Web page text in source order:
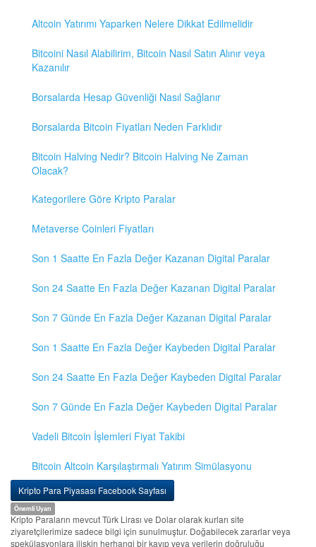
Altcoin Yatırımı Yaparken Nelere Dikkat Edilmelidir
Bitcoini Nasıl Alabilirim, Bitcoin Nasıl Satın Alınır veya
Kazanılır
Borsalarda Hesap Güvenliği Nasıl Sağlanır
Borsalarda Bitcoin Fiyatları Neden Farklıdır
Bitcoin Halving Nedir? Bitcoin Halving Ne Zaman
Olacak?
Kategorilere Göre Kripto Paralar
Metaverse Coinleri Fiyatları
Son 1 Saatte En Fazla Değer Kazanan Digital Paralar
Son 24 Saatte En Fazla Değer Kazanan Digital Paralar
Son 7 Günde En Fazla Değer Kazanan Digital Paralar
Son 1 Saatte En Fazla Değer Kaybeden Digital Paralar
Son 24 Saatte En Fazla Değer Kaybeden Digital Paralar
Son 7 Günde En Fazla Değer Kaybeden Digital Paralar
Vadeli Bitcoin İşlemleri Fiyat Takibi
Bitcoin Altcoin Karşılaştırmalı Yatırım Simülasyonu
Kripto Para Piyasası Facebook Sayfası
Önemli Uyarı
Kripto Paraların mevcut Türk Lirası ve Dolar olarak kurları site
ziyaretçilerimize sadece bilgi için sunulmuştur. Doğabilecek zararlar veya
spekülasyonlara ilişkin herhangi bir kayıp veya verilerin doğruluğu